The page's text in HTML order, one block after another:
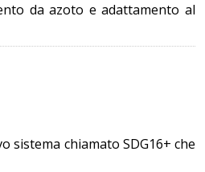
da azoto e adattamento al
sistema chiamato SDG16+ che